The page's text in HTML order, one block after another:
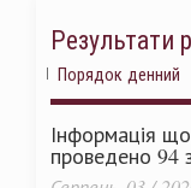
Результати
Порядок денний
Інформація
проведено 94